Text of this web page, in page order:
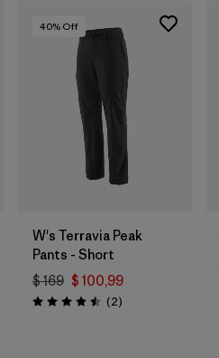
40% Off
W's Terravia Peak
Pants - Short
$ 169 $ 100,99
Valoración: 4.5 / 5
(2Comentarios
)